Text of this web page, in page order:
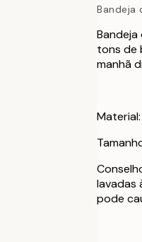
Bandeja
tons de
manhã
lavadas
pode